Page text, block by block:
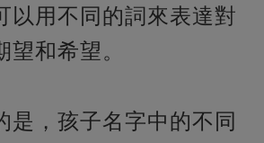
以用不同的詞來表達對
和希望。
是，孩子名字中的不同